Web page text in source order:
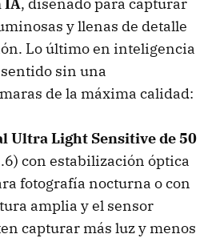
y llenas de detalle
Lo último en inteligencia
sin una
de la máxima calidad:
Ultra Light Sensitive de 50
con estabilización óptica
fotografía nocturna o con
amplia y el sensor
capturar más luz y menos